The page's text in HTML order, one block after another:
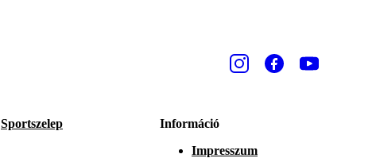
Sportszelep
Információ
Impresszum